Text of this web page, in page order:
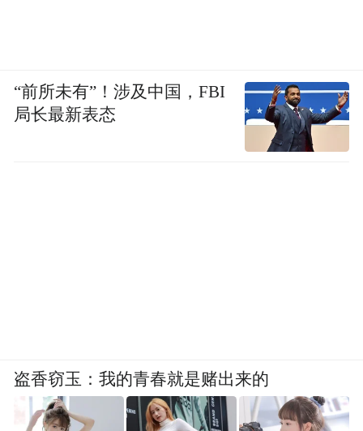
“前所未有”！涉及中国，FBI
局长最新表态
盗香窃玉：我的青春就是赌出来的